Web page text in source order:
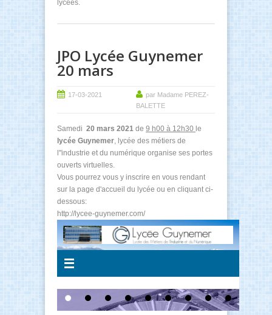
lycées.
JPO Lycée Guynemer
20 mars
17-03-2021
par Madame PEREZ-
BALETTE
Samedi 20 mars 2021 de 9 h00 à 12h30 le
lycée Guynemer, lycée des métiers de
l"industrie et du numérique organise ses portes
ouverts virtuelles.
Vous pourrez vous y inscrire en vous rendant
sur la page d'accueil du lycée ou en cliquant ci-
dessous:
http://lycee-guynemer.com/